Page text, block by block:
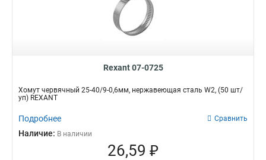
Rexant 07-0725
Хомут червячный 25-40/9-0,6мм, нержавеющая сталь W2, (50 шт/
уп) REXANT
Подробнее Сравнить
Наличие: В наличии
26,59 ₽